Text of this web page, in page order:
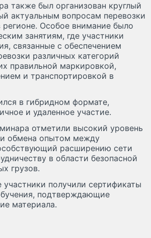
также был организован круглый
актуальным вопросам перевозки
регионе. Особое внимание было
занятиям, где участники
связанные с обеспечением
различных категорий
правильной маркировкой,
и транспортировкой в
в гибридном формате,
и удаленное участие.
отметили высокий уровень
обмена опытом между
расширению сети
в области безопасной
грузов.
участники получили сертификаты
подтверждающие
материала.